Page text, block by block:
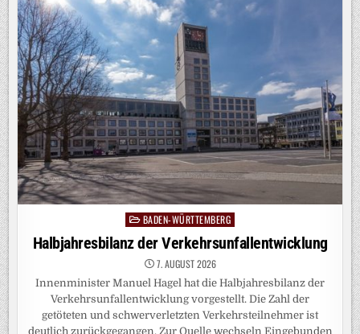
GEMEINSAME
PRESSEMITTEILUNG
DER
STAATSANWALTSCHAFT
MANNHEIM
UND
DES
LKA
PostedBADEN-WÜRTTEMBERG
Halbjahresbilanz der Verkehrsunfallentwicklung
7. AUGUST 2026
Innenminister Manuel Hagel hat die Halbjahresbilanz der
Verkehrsunfallentwicklung vorgestellt. Die Zahl der
getöteten und schwerverletzten Verkehrsteilnehmer ist
deutlich zurückgegangen. Zur Quelle wechseln Eingebunden